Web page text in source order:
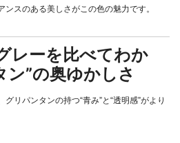
スのある美しさがこの色の魅力です。
レーを比べてわか
ン”の奥ゆかしさ
リパンタンの持つ“青み”と“透明感”がより